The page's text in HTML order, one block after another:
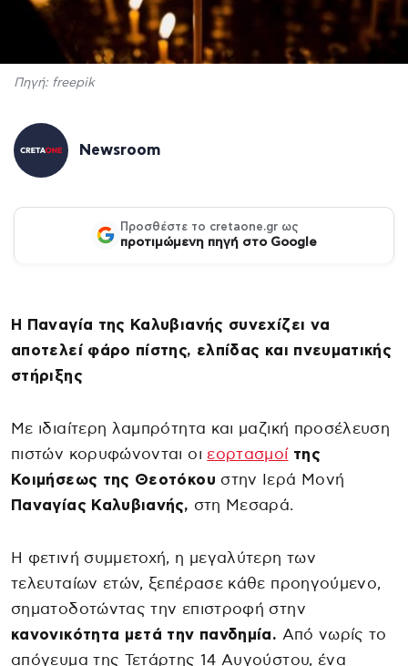
Πηγή: freepik
Newsroom
Προσθέστε το cretaone.gr ως
προτιμώμενη πηγή στο Google
Η Παναγία της Καλυβιανής συνεχίζει να
αποτελεί φάρο πίστης, ελπίδας και πνευματικής
στήριξης
Με ιδιαίτερη λαμπρότητα και μαζική προσέλευση
πιστών κορυφώνονται οι εορτασμοί της
Κοιμήσεως της Θεοτόκου στην Ιερά Μονή
Παναγίας Καλυβιανής, στη Μεσαρά.
Η φετινή συμμετοχή, η μεγαλύτερη των
τελευταίων ετών, ξεπέρασε κάθε προηγούμενο,
σηματοδοτώντας την επιστροφή στην
κανονικότητα μετά την πανδημία. Από νωρίς το
απόγευμα της Τετάρτης 14 Αυγούστου, ένα